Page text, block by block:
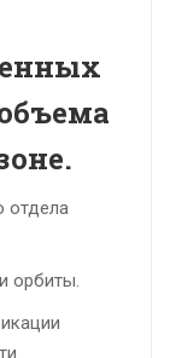
отдела
орбиты.